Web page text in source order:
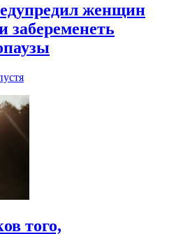
женщин
забеременеть
того,